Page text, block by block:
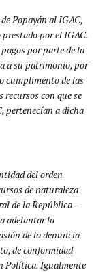
Popayán al IGAC,
por el IGAC.
por parte de la
a su patrimonio, por
cumplimento de las
recursos con que se
pertenecían a dicha
del orden
de naturaleza
de la República –
adelantar la
de la denuncia
de conformidad
Política. Igualmente